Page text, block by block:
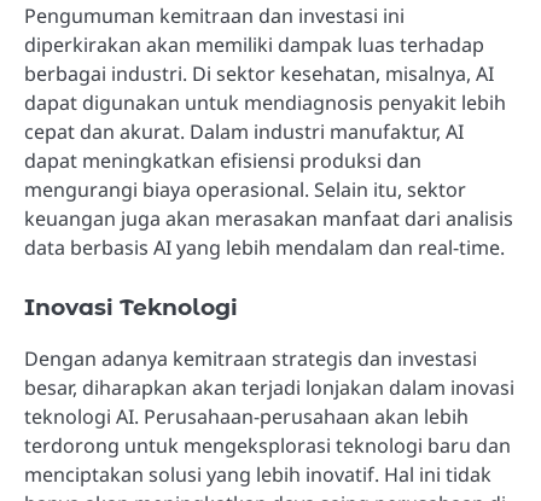
Pengumuman kemitraan dan investasi ini
diperkirakan akan memiliki dampak luas terhadap
berbagai industri. Di sektor kesehatan, misalnya, AI
dapat digunakan untuk mendiagnosis penyakit lebih
cepat dan akurat. Dalam industri manufaktur, AI
dapat meningkatkan efisiensi produksi dan
mengurangi biaya operasional. Selain itu, sektor
keuangan juga akan merasakan manfaat dari analisis
data berbasis AI yang lebih mendalam dan real-time.
Inovasi Teknologi
Dengan adanya kemitraan strategis dan investasi
besar, diharapkan akan terjadi lonjakan dalam inovasi
teknologi AI. Perusahaan-perusahaan akan lebih
terdorong untuk mengeksplorasi teknologi baru dan
menciptakan solusi yang lebih inovatif. Hal ini tidak